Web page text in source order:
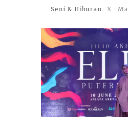
Seni & Hiburan X